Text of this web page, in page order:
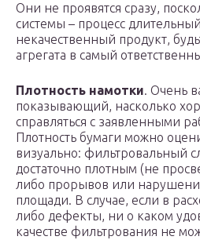
Они не проявятся сразу,
системы – процесс
некачественный продукт,
агрегата в самый
Плотность намотки. Очень
показывающий, насколько
справляться с заявленными
Плотность бумаги можно
визуально: фильтровальный
достаточно плотным (не
либо прорывов или
площади. В случае, если в
либо дефекты, ни о каком
качестве фильтрования не